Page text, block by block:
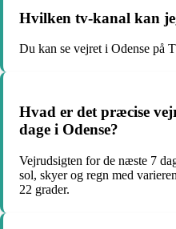
Hvilken tv-kanal kan
Du kan se vejret i Odense på
Hvad er det præcise
dage i Odense?
Vejrudsigten for de næste 7
sol, skyer og regn med
22 grader.